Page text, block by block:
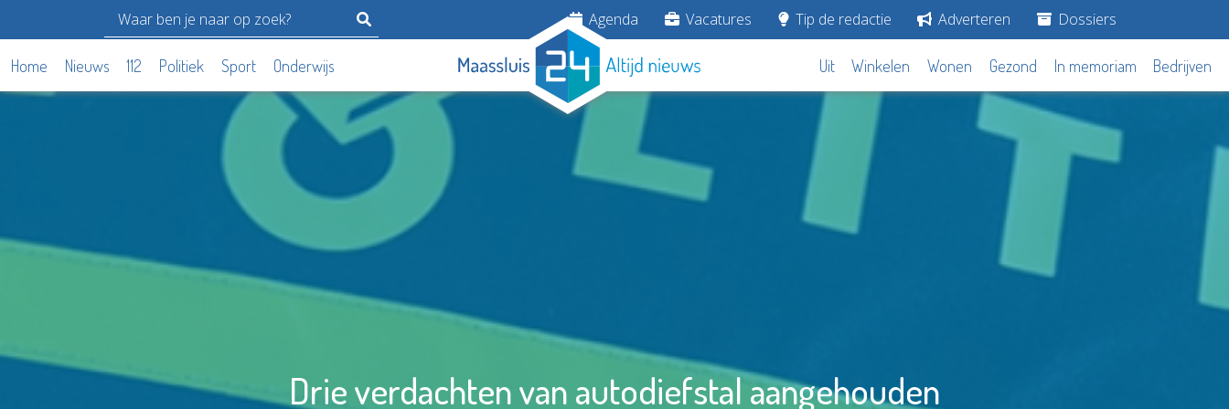
Agenda Vacatures Tip de redactie Adverteren Dossiers
Home Nieuws 112 Politiek Sport Onderwijs Uit Winkelen Wonen Gezond In memoriam Bedrijven
Drie verdachten van autodiefstal aangehouden